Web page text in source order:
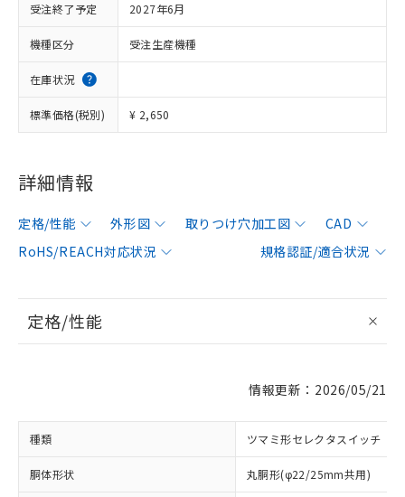
受注終了予定 2027年6月
機種区分 受注生産機種
在庫状況
標準価格(税別) ¥ 2,650
詳細情報
定格/性能 外形図 取りつけ穴加工図
CAD
RoHS/REACH対応状況
規格認証/適合状況
定格/性能
情報更新：2026/05/21
種類 ツマミ形セレクタスイッチ
胴体形状 丸胴形(φ22/25mm共用)